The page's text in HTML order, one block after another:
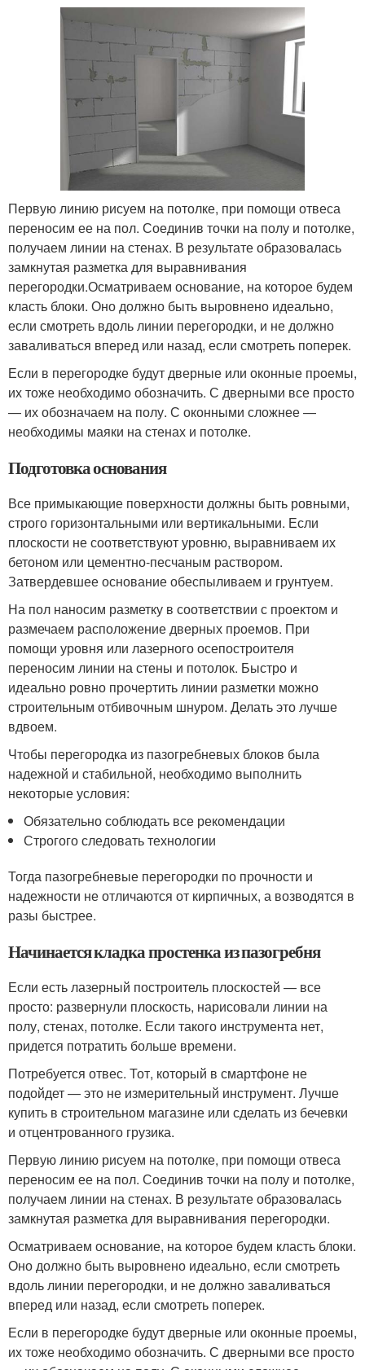
Первую линию рисуем на потолке, при помощи отвеса
переносим ее на пол. Соединив точки на полу и потолке,
получаем линии на стенах. В результате образовалась
замкнутая разметка для выравнивания
перегородки.Осматриваем основание, на которое будем
класть блоки. Оно должно быть выровнено идеально,
если смотреть вдоль линии перегородки, и не должно
заваливаться вперед или назад, если смотреть поперек.
Если в перегородке будут дверные или оконные проемы,
их тоже необходимо обозначить. С дверными все просто
— их обозначаем на полу. С оконными сложнее —
необходимы маяки на стенах и потолке.
Подготовка основания
Все примыкающие поверхности должны быть ровными,
строго горизонтальными или вертикальными. Если
плоскости не соответствуют уровню, выравниваем их
бетоном или цементно-песчаным раствором.
Затвердевшее основание обеспыливаем и грунтуем.
На пол наносим разметку в соответствии с проектом и
размечаем расположение дверных проемов. При
помощи уровня или лазерного осепостроителя
переносим линии на стены и потолок. Быстро и
идеально ровно прочертить линии разметки можно
строительным отбивочным шнуром. Делать это лучше
вдвоем.
Чтобы перегородка из пазогребневых блоков была
надежной и стабильной, необходимо выполнить
некоторые условия:
Обязательно соблюдать все рекомендации
Строгого следовать технологии
Тогда пазогребневые перегородки по прочности и
надежности не отличаются от кирпичных, а возводятся в
разы быстрее.
Начинается кладка простенка из пазогребня
Если есть лазерный построитель плоскостей — все
просто: развернули плоскость, нарисовали линии на
полу, стенах, потолке. Если такого инструмента нет,
придется потратить больше времени.
Потребуется отвес. Тот, который в смартфоне не
подойдет — это не измерительный инструмент. Лучше
купить в строительном магазине или сделать из бечевки
и отцентрованного грузика.
Первую линию рисуем на потолке, при помощи отвеса
переносим ее на пол. Соединив точки на полу и потолке,
получаем линии на стенах. В результате образовалась
замкнутая разметка для выравнивания перегородки.
Осматриваем основание, на которое будем класть блоки.
Оно должно быть выровнено идеально, если смотреть
вдоль линии перегородки, и не должно заваливаться
вперед или назад, если смотреть поперек.
Если в перегородке будут дверные или оконные проемы,
их тоже необходимо обозначить. С дверными все просто